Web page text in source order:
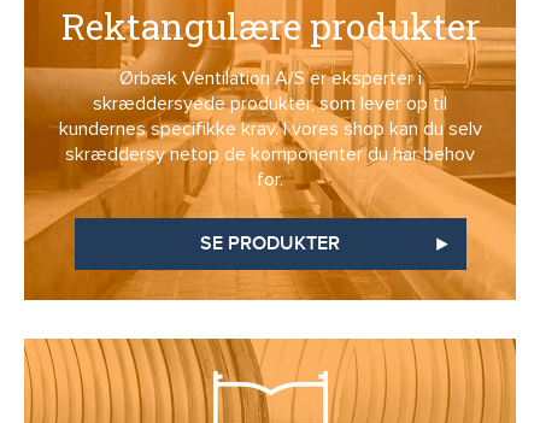
Rektangulære produkter
Ørbæk Ventilation A/S er eksperter i
skræddersyede produkter, som lever op til
kundernes specifikke krav. I vores shop kan du selv
skræddersy netop de komponenter du har behov
for.
SE PRODUKTER